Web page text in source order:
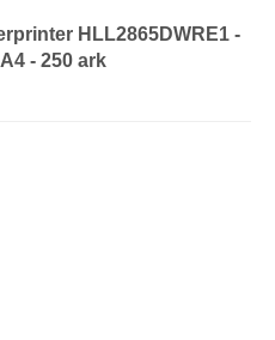
HLL2865DWRE1 -
- 250 ark